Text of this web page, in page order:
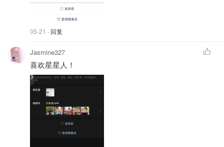
05-21 · 回复
Jasmine327
喜欢星星人！